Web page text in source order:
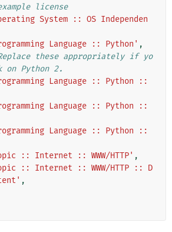
license
System :: OS Independen
Language :: Python' ,
these appropriately if yo
on Python 2.
Language :: Python ::
Language :: Python ::
Language :: Python ::
:: Internet :: WWW/HTTP' ,
:: Internet :: WWW/HTTP :: D
,